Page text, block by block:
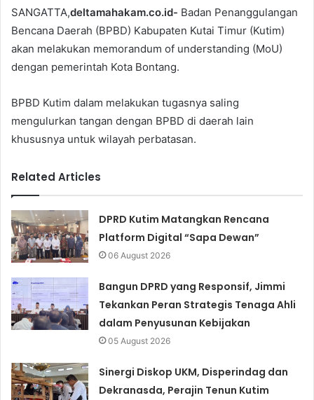
SANGATTA,deltamahakam.co.id- Badan Penanggulangan
Bencana Daerah (BPBD) Kabupaten Kutai Timur (Kutim)
akan melakukan memorandum of understanding (MoU)
dengan pemerintah Kota Bontang.
BPBD Kutim dalam melakukan tugasnya saling
mengulurkan tangan dengan BPBD di daerah lain
khususnya untuk wilayah perbatasan.
Related Articles
DPRD Kutim Matangkan Rencana
Platform Digital “Sapa Dewan”
06 August 2026
Bangun DPRD yang Responsif, Jimmi
Tekankan Peran Strategis Tenaga Ahli
dalam Penyusunan Kebijakan
05 August 2026
Sinergi Diskop UKM, Disperindag dan
Dekranasda, Perajin Tenun Kutim